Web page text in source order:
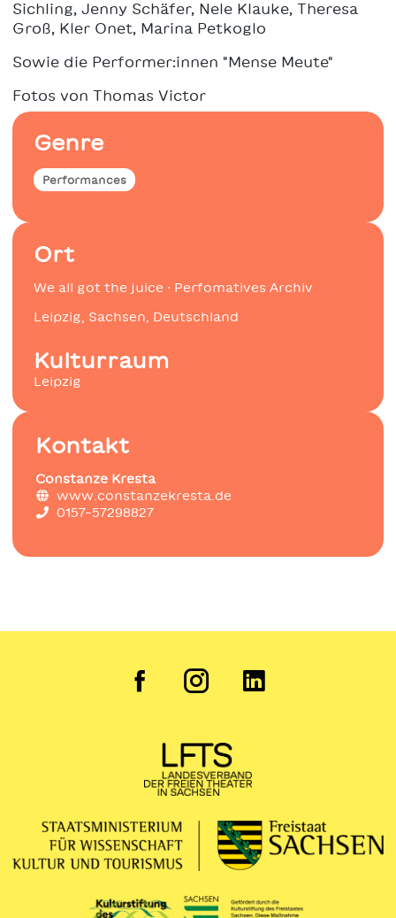
Genre
Performances
Ort
We all got the juice · Perfomatives Archiv
Leipzig, Sachsen, Deutschland
Kulturraum
Leipzig
Kontakt
Constanze Kresta
www.constanzekresta.de
0157-57298827
Sichling, Jenny Schäfer, Nele Klauke, Theresa
Groß, Kler Onet, Marina Petkoglo
Sowie die Performer:innen "Mense Meute"
Fotos von Thomas Victor